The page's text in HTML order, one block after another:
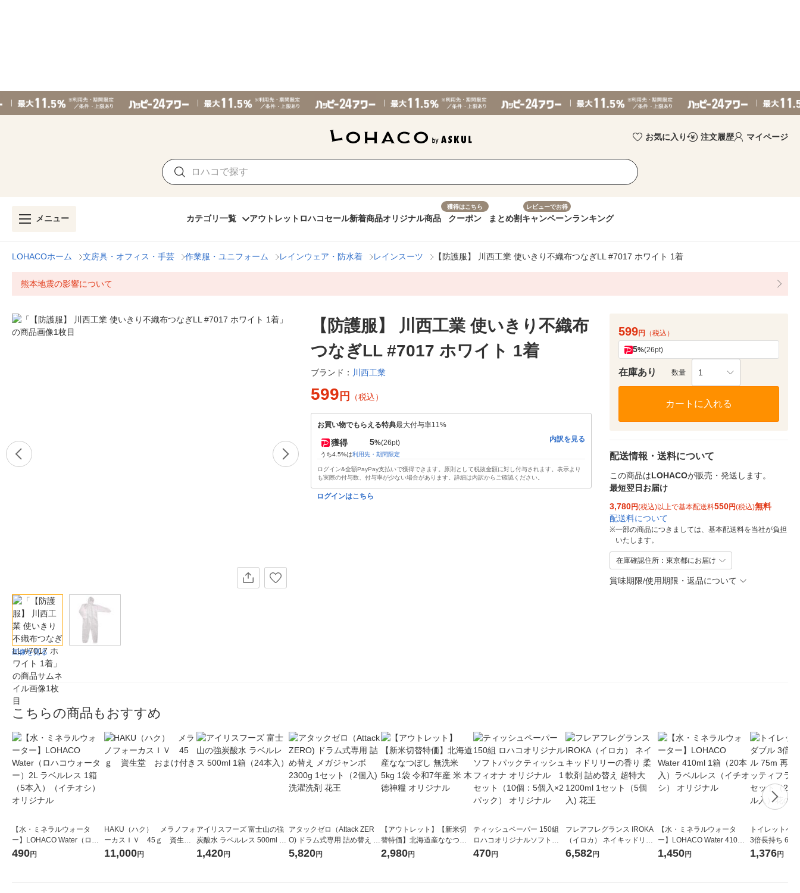
お気に入り 注文履歴 マイページ
メニュー カテゴリ一覧 アウトレット ロハコセール新着商品オリジナル商品
獲得はこちら
クーポン まとめ割
レビューでお得
キャンペーンランキング
LOHACOホーム 文房具・オフィス・手芸 作業服・ユニフォーム レインウェア・防水着 レインスーツ 【防護服】 川西工業 使いきり不織布つなぎLL #7017 ホワイト 1着
熊本地震の影響について
画像を見る
【防護服】 川西工業 使いきり不織布
つなぎLL #7017 ホワイト 1着
ブランド： 川西工業
599 円 （税込）
お買い物でもらえる特典最大付与率11%
獲得 5%(26pt)
うち4.5%は利用先・期間限定
内訳を見る
ログイン&全額PayPay支払いで獲得できます。原則として税抜金額に対し付与されます。表示より
も実際の付与数、付与率が少ない場合があります。詳細は内訳からご確認ください。
ログインはこちら
599円 （税込）
5%(26pt)
在庫あり 数量 1
カートに入れる
配送情報・送料について
この商品はLOHACOが販売・発送します。
最短翌日お届け
3,780円(税込)以上で基本配送料550円(税込)無料
配送料について
※一部の商品につきましては、基本配送料を当社が負担
いたします。
在庫確認住所：東京都にお届け
賞味期限/使用期限・返品について
こちらの商品もおすすめ
【水・ミネラルウォータ
ー】LOHACO Water（ロハ
コウォーター）2L ラベルレ
490円
HAKU（ハク） メラノフォ
ーカスＩＶ 45ｇ 資生
堂 おまけ付き
11,000円
アイリスフーズ 富士山の強
炭酸水 ラベルレス 500ml 1
箱（24本入）
1,420円
アタックゼロ（Attack ZER
O) ドラム式専用 詰め替え メ
ガジャンボ 2300g 1セット
5,820円
【アウトレット】【新米切
替特価】北海道産ななつぼ
し 無洗米 5kg 1袋 令和7年産
2,980円
ティッシュペーパー 150組
ロハコオリジナルソフトパ
ックティッシュ フィオナ オ
470円
フレアフレグランス IROKA
（イロカ） ネイキッドリリ
ーの香り 柔軟剤 詰め替え 超
6,582円
【水・ミネラルウォータ
ー】LOHACO Water 410ml
1箱（20本入）ラベルレス
1,450円
トイレットペ
3倍長持ち 6ロール
紙配合 スコッ
1,376円